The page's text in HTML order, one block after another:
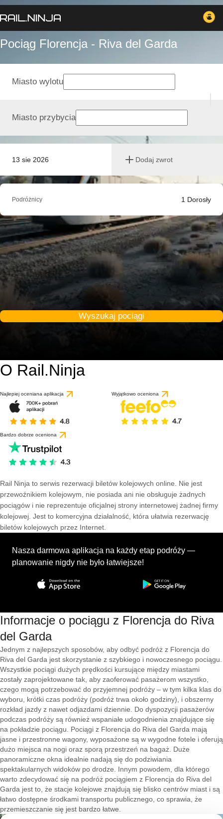
Pociąg Florencja - Riva del Garda
13 sie 2026 Dodaj zwrot
Miasto wylotu
Miasto przybycia
Podróżnicy 1 Dorosły
Wyszukaj pociągi
O Rail.Ninja
Najlepiej oceniana aplikacja Wyjątkowo oceniona
Bardzo dobrze oceniona
Rail Ninja to serwis rezerwacji biletów kolejowych online. Nie jest
przewoźnikiem kolejowym, nie posiada ani nie obsługuje żadnych
pociągów i nie reprezentuje oficjalnej strony internetowej żadnej firmy
kolejowej. Jest to komercyjna działalność, która ułatwia rezerwację
biletów kolejowych przez Internet.
Nasza darmowa aplikacja na każdy etap podróży —
planowanie nigdy nie było łatwiejsze!
Informacje o pociągu z Florencja do Riva
del Garda
Jednym z najlepszych sposobów, aby odbyć podróż z Florencja do
Riva del Garda jest skorzystanie z szybkiego i nowoczesnego pociągu.
Wszystkie pociągi dużych prędkości kursujące między miastami
zostały zaprojektowane tak, aby zaoferować pasażerom wszystko,
czego mogą potrzebować do przyjemnej podróży – w tym kilka klas do
wyboru, krótki czas podróży (podróż trwa około godziny), i obszerny
rozkład jazdy z nawet odjazdami dziennie. Do dyspozycji pasażerów
podczas podróży są również wspaniałe udogodnienia znajdujące się
na pokładzie pociągu. Pociągi z Florencja do Riva del Garda mają
jasne i przestronne wagony, wyposażone są w wygodne fotele i oferują
dużo miejsca na nogi oraz sporą przestrzeń na bagaż. Duże
panoramiczne okna idealnie nadają się do podziwiania
spektakularnych widoków po drodze. Innym powodem, dla którego
warto zdecydować się na podróż pociągiem z Florencja do Riva del
Garda jest to, że stacje kolejowe znajdują się blisko centrów miast i są
łatwo dostępne środkami transportu publicznego, co sprawia, że
przemieszczanie się jest bardzo łatwe.